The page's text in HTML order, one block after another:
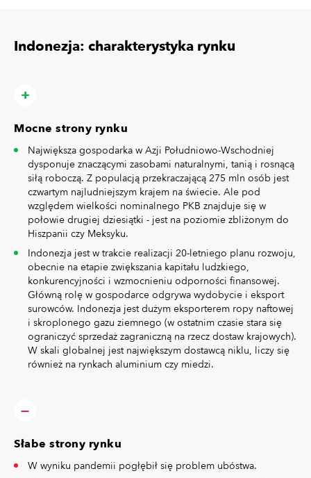
Indonezja: charakterystyka rynku
Mocne strony rynku
Największa gospodarka w Azji Południowo-Wschodniej
dysponuje znaczącymi zasobami naturalnymi, tanią i rosnącą
siłą roboczą. Z populacją przekraczającą 275 mln osób jest
czwartym najludniejszym krajem na świecie. Ale pod
względem wielkości nominalnego PKB znajduje się w
połowie drugiej dziesiątki - jest na poziomie zbliżonym do
Hiszpanii czy Meksyku.
Indonezja jest w trakcie realizacji 20-letniego planu rozwoju,
obecnie na etapie zwiększania kapitału ludzkiego,
konkurencyjności i wzmocnieniu odporności finansowej.
Główną rolę w gospodarce odgrywa wydobycie i eksport
surowców. Indonezja jest dużym eksporterem ropy naftowej
i skroplonego gazu ziemnego (w ostatnim czasie stara się
ograniczyć sprzedaż zagraniczną na rzecz dostaw krajowych).
W skali globalnej jest największym dostawcą niklu, liczy się
również na rynkach aluminium czy miedzi.
Słabe strony rynku
W wyniku pandemii pogłębił się problem ubóstwa.